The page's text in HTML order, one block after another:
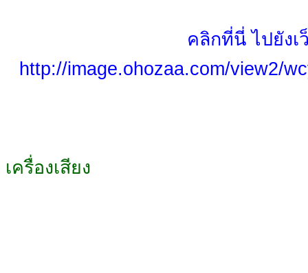
คลิกที่นี่ ไปยังเ
http://image.ohozaa.com/view2/
เครื่องเสียง